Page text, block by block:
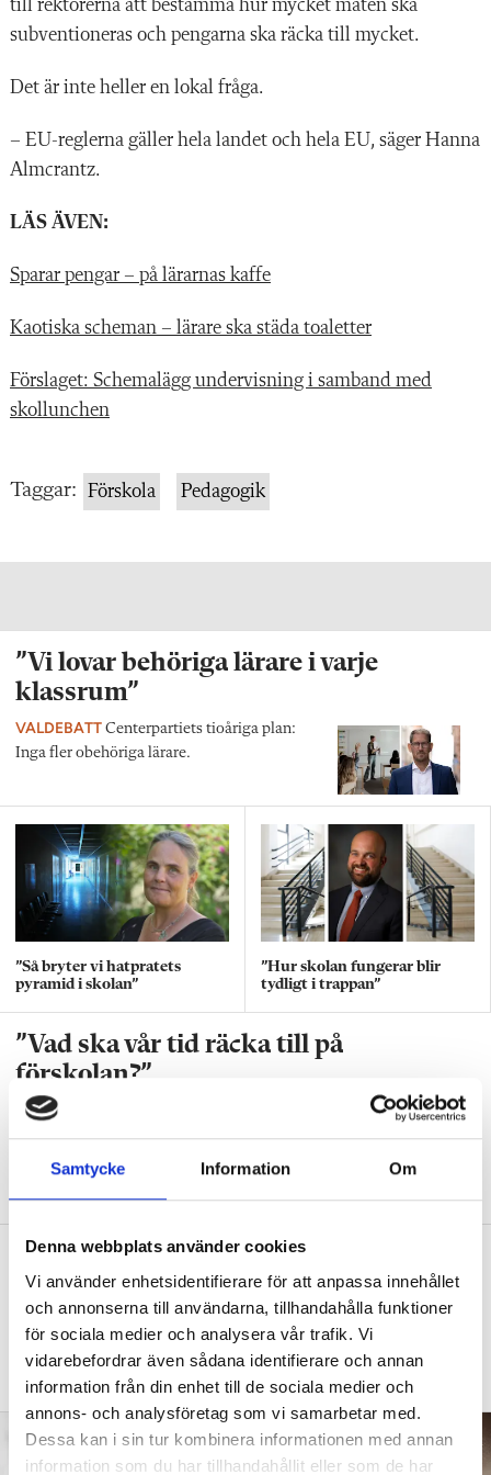
Samtycke Information Om
Denna webbplats använder cookies
Vi använder enhetsidentifierare för att anpassa innehållet
och annonserna till användarna, tillhandahålla funktioner
för sociala medier och analysera vår trafik. Vi
vidarebefordrar även sådana identifierare och annan
information från din enhet till de sociala medier och
annons- och analysföretag som vi samarbetar med.
Dessa kan i sin tur kombinera informationen med annan
information som du har tillhandahållit eller som de har
till rektorerna att bestämma hur mycket maten ska
subventioneras och pengarna ska räcka till mycket.
Det är inte heller en lokal fråga.
– EU-reglerna gäller hela landet och hela EU, säger Hanna
Almcrantz.
LÄS ÄVEN:
Sparar pengar – på lärarnas kaffe
Kaotiska scheman – lärare ska städa toaletter
Förslaget: Schemalägg undervisning i samband med
skollunchen
Taggar: Förskola Pedagogik
”Vi lovar behöriga lärare i varje
klassrum”
VALDEBATT Centerpartiets tioåriga plan:
Inga fler obehöriga lärare.
”Så bryter vi hatpratets
pyramid i skolan”
”Hur skolan fungerar blir
tydligt i trappan”
”Vad ska vår tid räcka till på
förskolan?”
DEBATT
damma, snygga upp i hallen, svara i telefon
eller ska jag vara närvarande tillsammans
med barnen?”
”Vad säger det om skolan när allt fler
barn behöver anpassas?”
”Frågan är hur skolan kan ge plats åt
fler barn från början – inte hur de ska
anpassas till skolan”.